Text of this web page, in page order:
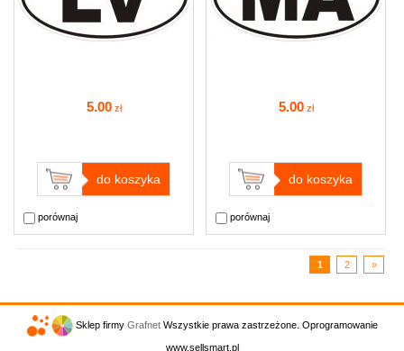
5.00 zł
do koszyka
porównaj
5.00 zł
do koszyka
porównaj
1 2 »
Sklep firmy GrafnetWszystkie prawa zastrzeżone. Oprogramowanie
www.sellsmart.pl